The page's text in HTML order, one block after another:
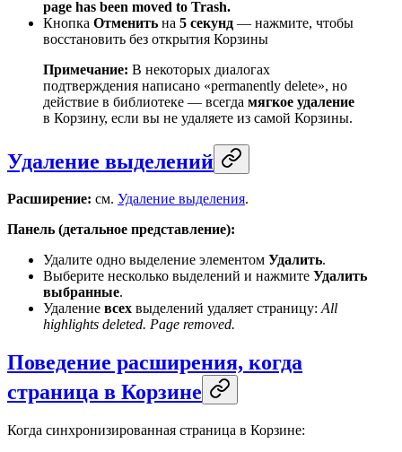
page has been moved to Trash.
Кнопка Отменить на 5 секунд — нажмите, чтобы
восстановить без открытия Корзины
Примечание: В некоторых диалогах
подтверждения написано «permanently delete», но
действие в библиотеке — всегда мягкое удаление
в Корзину, если вы не удаляете из самой Корзины.
Удаление выделений
Расширение: см. Удаление выделения.
Панель (детальное представление):
Удалите одно выделение элементом Удалить.
Выберите несколько выделений и нажмите Удалить
выбранные.
Удаление всех выделений удаляет страницу:All
highlights deleted. Page removed.
Поведение расширения, когда
страница в Корзине
Когда синхронизированная страница в Корзине: